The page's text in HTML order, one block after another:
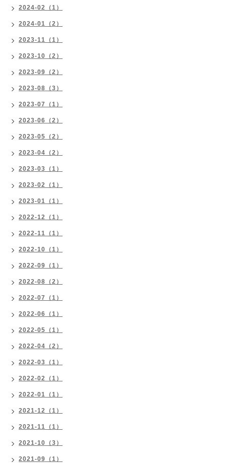
2024-02（1）
2024-01（2）
2023-11（1）
2023-10（2）
2023-09（2）
2023-08（3）
2023-07（1）
2023-06（2）
2023-05（2）
2023-04（2）
2023-03（1）
2023-02（1）
2023-01（1）
2022-12（1）
2022-11（1）
2022-10（1）
2022-09（1）
2022-08（2）
2022-07（1）
2022-06（1）
2022-05（1）
2022-04（2）
2022-03（1）
2022-02（1）
2022-01（1）
2021-12（1）
2021-11（1）
2021-10（3）
2021-09（1）